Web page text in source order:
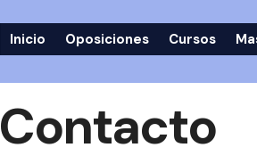
Inicio Oposiciones Cursos
Contacto